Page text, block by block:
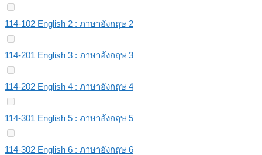
114-102 English 2 : ภาษาอังกฤษ 2
114-201 English 3 : ภาษาอังกฤษ 3
114-202 English 4 : ภาษาอังกฤษ 4
114-301 English 5 : ภาษาอังกฤษ 5
114-302 English 6 : ภาษาอังกฤษ 6